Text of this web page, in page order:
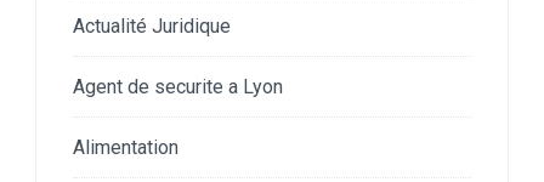
Actualité Juridique
Agent de securite a Lyon
Alimentation